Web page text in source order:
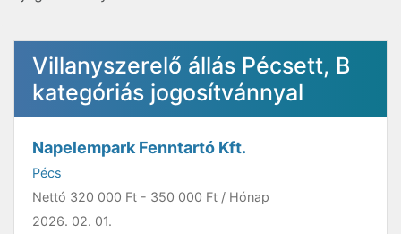
Villanyszerelő állás Pécsett, B
kategóriás jogosítvánnyal
Napelempark Fenntartó Kft.
Pécs
Nettó 320 000 Ft - 350 000 Ft / Hónap
2026. 02. 01.